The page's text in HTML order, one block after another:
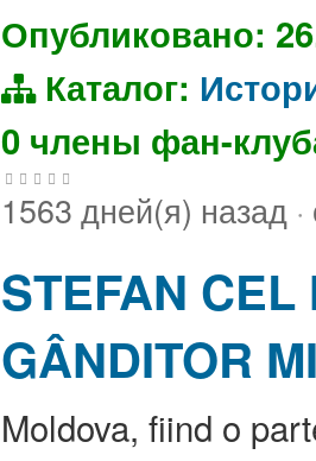
Опубликовано:
Каталог:
0 члены фан-
1563 дней(я) назад ·
STEFAN
GÂNDITOR
Moldova, fiind o